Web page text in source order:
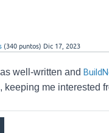
(340 puntos) Dic 17, 2023
well-written and
keeping me interested